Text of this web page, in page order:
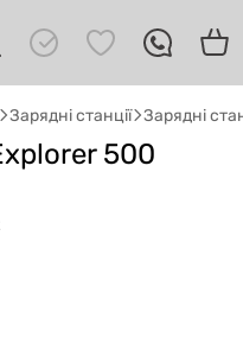
Зарядні станції Зарядні
500
техніку.